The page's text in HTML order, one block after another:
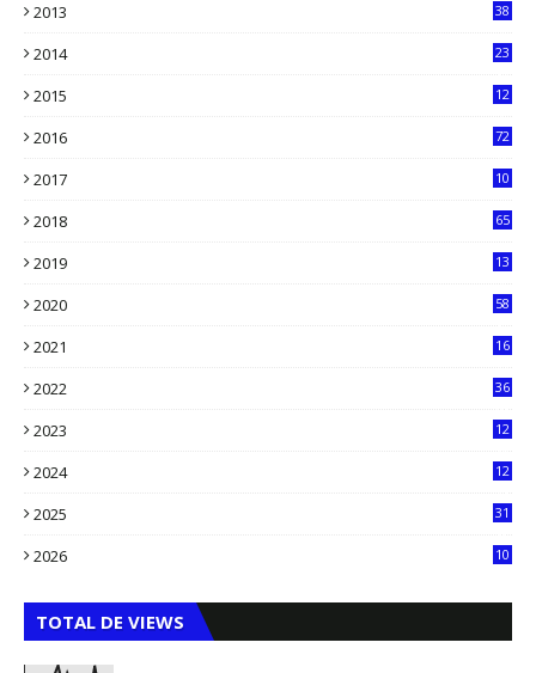
2013
38
2014
23
2015
12
2016
72
2017 10
2018 65
2019
13
2020
58
2021
16
2022
36
2023
12
2024
12
2025
31
2026
10
TOTAL DE VIEWS